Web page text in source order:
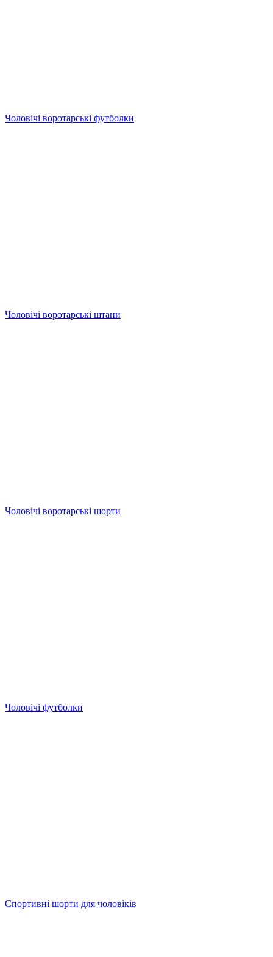
Чоловічі воротарські футболки
Чоловічі воротарські штани
Чоловічі воротарські шорти
Чоловічі футболки
Спортивні шорти для чоловіків